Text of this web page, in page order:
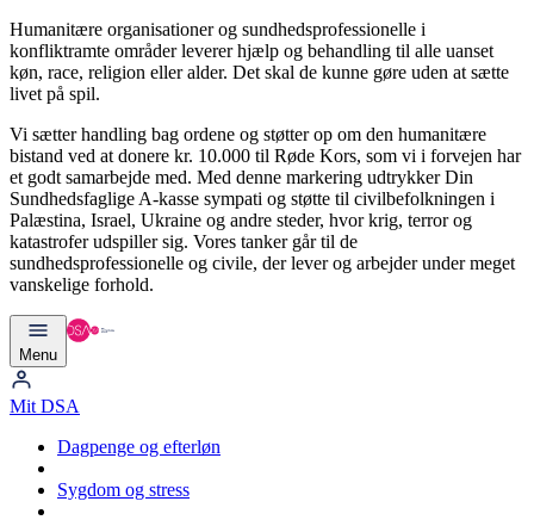
Humanitære organisationer og sundhedsprofessionelle i
konfliktramte områder leverer hjælp og behandling til alle uanset
køn, race, religion eller alder. Det skal de kunne gøre uden at sætte
livet på spil.
Vi sætter handling bag ordene og støtter op om den humanitære
bistand ved at donere kr. 10.000 til Røde Kors, som vi i forvejen har
et godt samarbejde med. Med denne markering udtrykker Din
Sundhedsfaglige A-kasse sympati og støtte til civilbefolkningen i
Palæstina, Israel, Ukraine og andre steder, hvor krig, terror og
katastrofer udspiller sig. Vores tanker går til de
sundhedsprofessionelle og civile, der lever og arbejder under meget
vanskelige forhold.
Menu
Mit DSA
Dagpenge og efterløn
Sygdom og stress